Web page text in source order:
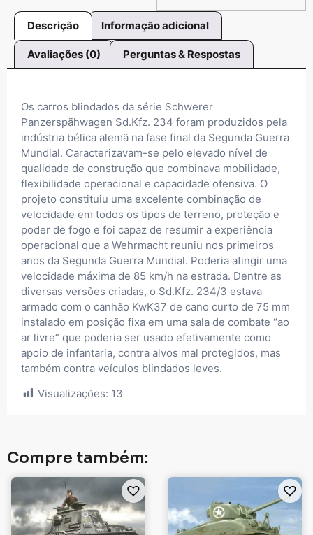
Descrição Informação adicional
Avaliações (0) Perguntas & Respostas
Os carros blindados da série Schwerer
Panzerspähwagen Sd.Kfz. 234 foram produzidos pela
indústria bélica alemã na fase final da Segunda Guerra
Mundial. Caracterizavam-se pelo elevado nível de
qualidade de construção que combinava mobilidade,
flexibilidade operacional e capacidade ofensiva. O
projeto constituiu uma excelente combinação de
velocidade em todos os tipos de terreno, proteção e
poder de fogo e foi capaz de resumir a experiência
operacional que a Wehrmacht reuniu nos primeiros
anos da Segunda Guerra Mundial. Poderia atingir uma
velocidade máxima de 85 km/h na estrada. Dentre as
diversas versões criadas, o Sd.Kfz. 234/3 estava
armado com o canhão KwK37 de cano curto de 75 mm
instalado em posição fixa em uma sala de combate “ao
ar livre” que poderia ser usado efetivamente como
apoio de infantaria, contra alvos mal protegidos, mas
também contra veículos blindados leves.
Visualizações: 13
Compre também: